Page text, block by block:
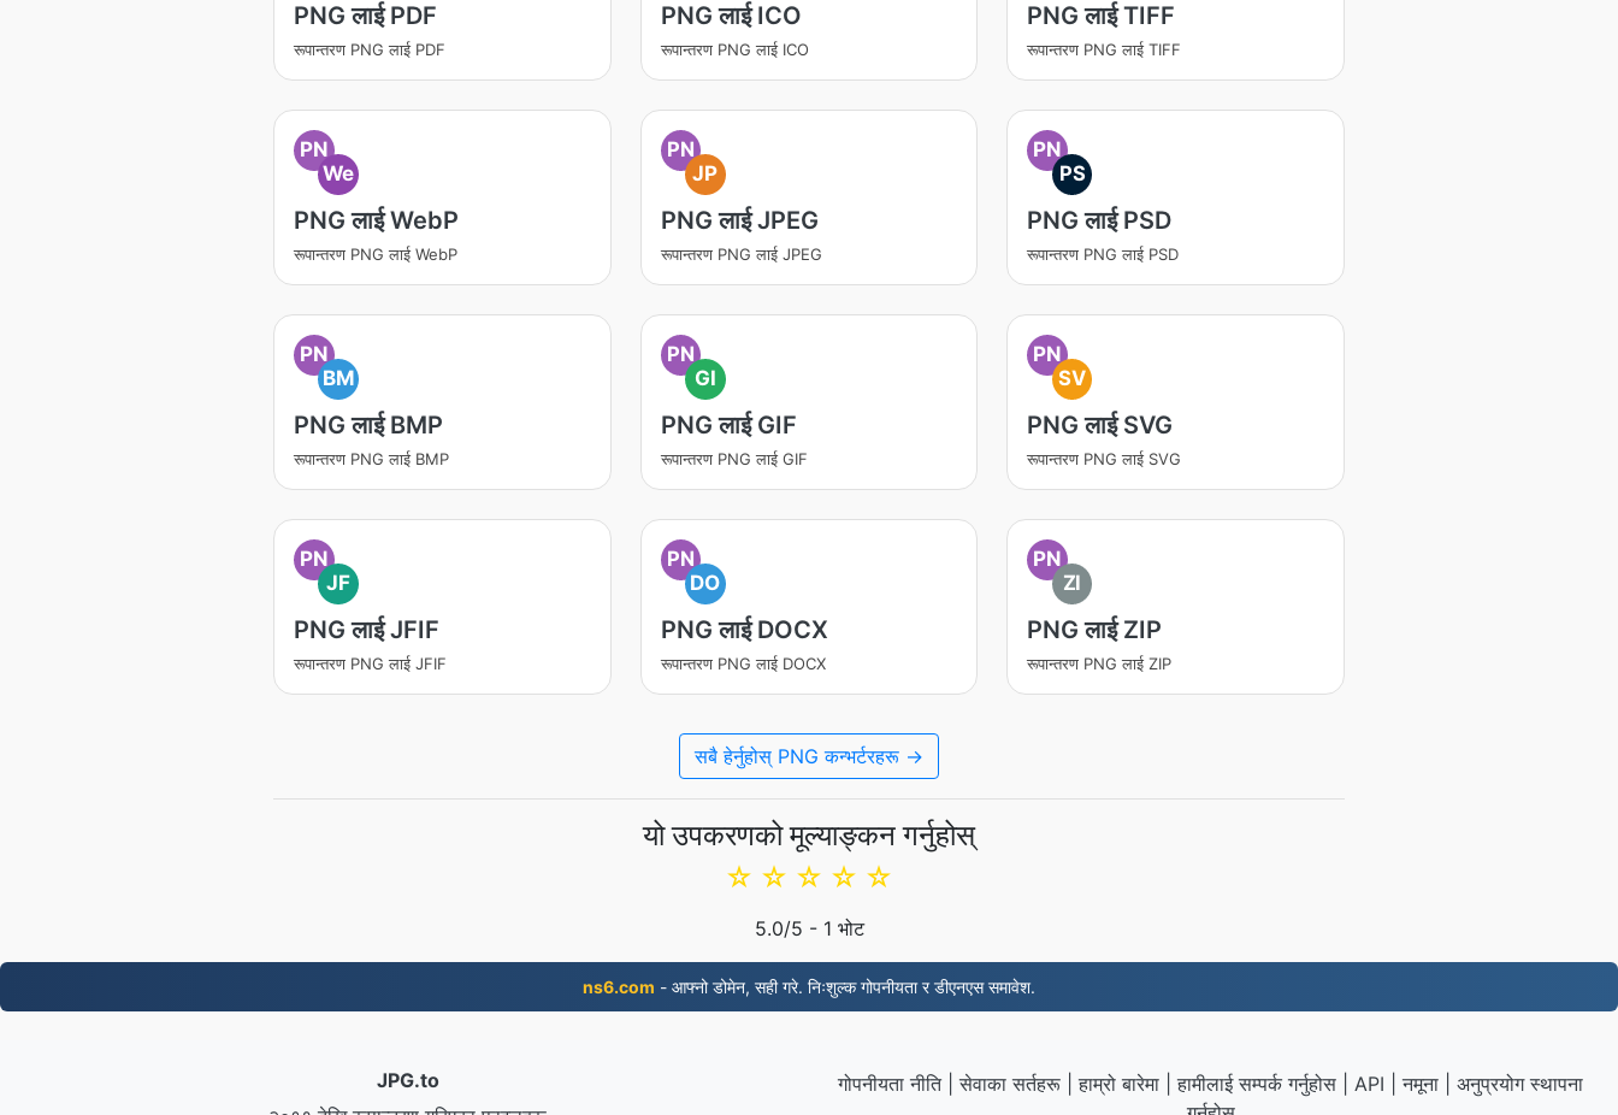
PNG लाई PDF
रूपान्तरण PNG लाई PDF
PNG लाई ICO
रूपान्तरण PNG लाई ICO
PNG लाई TIFF
रूपान्तरण PNG लाई TIFF
PN
We
PNG लाई WebP
रूपान्तरण PNG लाई WebP
PN
JP
PNG लाई JPEG
रूपान्तरण PNG लाई JPEG
PN
PS
PNG लाई PSD
रूपान्तरण PNG लाई PSD
PN
BM
PNG लाई BMP
रूपान्तरण PNG लाई BMP
PN
GI
PNG लाई GIF
रूपान्तरण PNG लाई GIF
PN
SV
PNG लाई SVG
रूपान्तरण PNG लाई SVG
PN
JF
PNG लाई JFIF
रूपान्तरण PNG लाई JFIF
PN
DO
PNG लाई DOCX
रूपान्तरण PNG लाई DOCX
PN
ZI
PNG लाई ZIP
रूपान्तरण PNG लाई ZIP
सबै हेर्नुहोस् PNG कन्भर्टरहरू →
यो उपकरणको मूल्याङ्कन गर्नुहोस्
☆
☆
☆
☆
☆
5.0/5 - 1 भोट
ns6.com - आफ्नो डोमेन, सही गरे. निःशुल्क गोपनीयता र डीएनएस समावेश.
JPG.to
गोपनीयता नीति|सेवाका सर्तहरू |हाम्रो बारेमा |हामीलाई सम्पर्क गर्नुहोस API |नमूना
अनुप्रयोग स्थापना